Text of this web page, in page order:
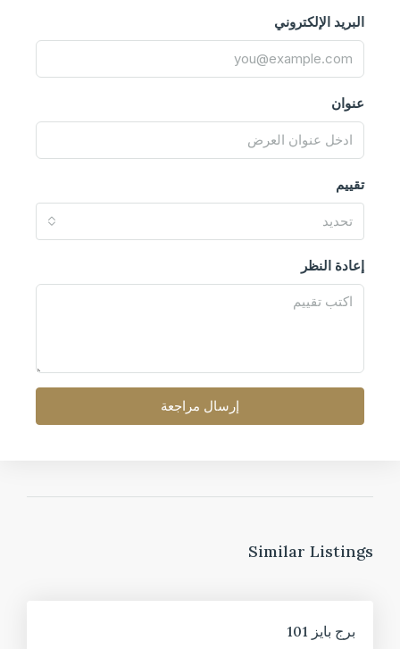
البريد الإلكتروني
عنوان
تقييم
تحديد
إعادة النظر
إرسال مراجعة
Similar Listings
برج بايز 101